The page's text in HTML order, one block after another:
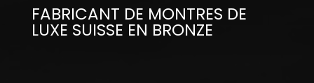
FABRICANT DE MONTRES DE
LUXE SUISSE EN BRONZE